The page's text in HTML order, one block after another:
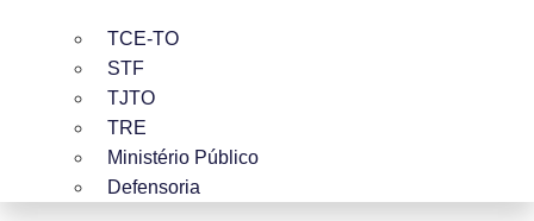
TCE-TO
STF
TJTO
TRE
Ministério Público
Defensoria